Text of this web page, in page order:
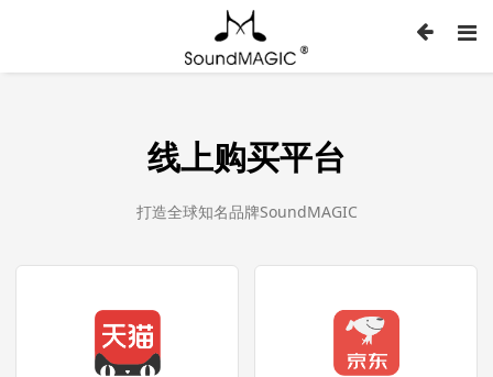
线上购买平台
打造全球知名品牌SoundMAGIC